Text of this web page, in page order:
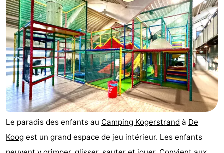
Le paradis des enfants au Camping Kogerstrand à De
Koog est un grand espace de jeu intérieur. Les enfants